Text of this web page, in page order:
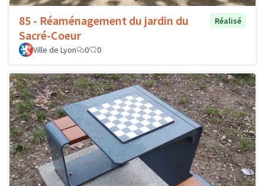
85 - Réaménagement du jardin du
Sacré-Coeur
Réalisé
Ville de Lyon 0 0